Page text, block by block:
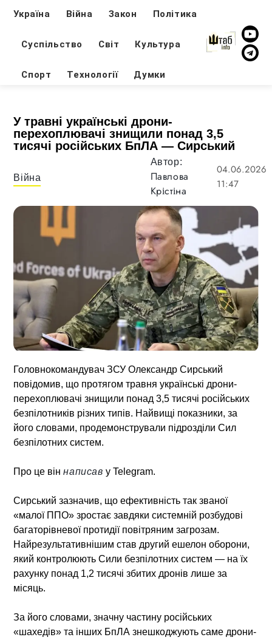
Україна Війна Закон Політика
Суспільство Світ Культура
Спорт Технології Думки
У травні українські дрони-
перехоплювачі знищили понад 3,5
тисячі російських БпЛА — Сирський
Війна
Автор:
Павлова
Крістіна
04.06.2026
11:47
Головнокомандувач ЗСУ Олександр Сирський
повідомив, що протягом травня українські дрони-
перехоплювачі знищили понад 3,5 тисячі російських
безпілотників різних типів. Найвищі показники, за
його словами, продемонстрували підрозділи Сил
безпілотних систем.
Про це віннаписав у Telegram.
Сирський зазначив, що ефективність так званої
«малої ППО» зростає завдяки системній розбудові
багаторівневої протидії повітряним загрозам.
Найрезультативнішим став другий ешелон оборони,
який контролюють Сили безпілотних систем — на їх
рахунку понад 1,2 тисячі збитих дронів лише за
місяць.
За його словами, значну частину російських
«шахедів» та інших БпЛА знешкоджують саме дрони-